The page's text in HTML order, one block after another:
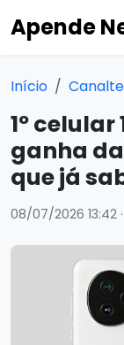
Apende
Início
1º
ganha
que já
08/07/2026 13:42